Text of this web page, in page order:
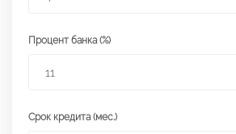
Процент банка (%)
Срок кредита (мес.)